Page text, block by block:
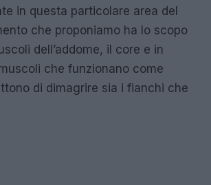
in questa particolare area del
che proponiamo ha lo scopo
dell’addome, il core e in
che funzionano come
di dimagrire sia i fianchi che